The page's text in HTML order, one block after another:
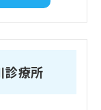
診療所